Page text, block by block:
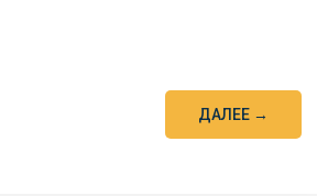
ДАЛЕЕ →